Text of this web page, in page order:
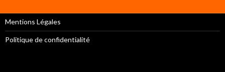
Mentions Légales
Politique de confidentialité